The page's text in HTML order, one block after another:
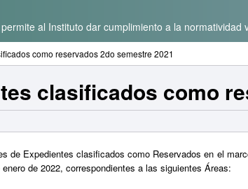
al Instituto dar cumplimiento a la
como reservados 2do semestre 2021
clasificados como
de Expedientes clasificados como Reservados en el
de 2022, correspondientes a las siguientes Áreas: